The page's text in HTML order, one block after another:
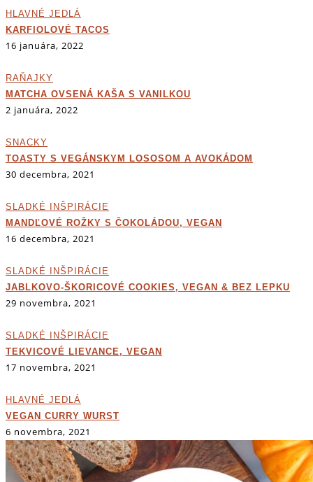
HLAVNÉ JEDLÁ
KARFIOLOVÉ TACOS
16 januára, 2022
RAŇAJKY
MATCHA OVSENÁ KAŠA S VANILKOU
2 januára, 2022
SNACKY
TOASTY S VEGÁNSKYM LOSOSOM A AVOKÁDOM
30 decembra, 2021
SLADKÉ INŠPIRÁCIE
MANDĽOVÉ ROŽKY S ČOKOLÁDOU, VEGAN
16 decembra, 2021
SLADKÉ INŠPIRÁCIE
JABLKOVO-ŠKORICOVÉ COOKIES, VEGAN & BEZ LEPKU
29 novembra, 2021
SLADKÉ INŠPIRÁCIE
TEKVICOVÉ LIEVANCE, VEGAN
17 novembra, 2021
HLAVNÉ JEDLÁ
VEGAN CURRY WURST
6 novembra, 2021